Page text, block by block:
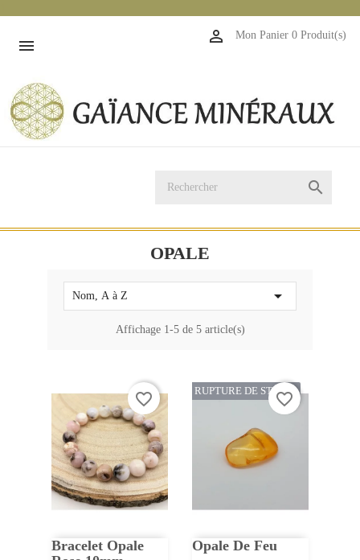

Mon Panier 0 Produit(s)


OPALE
Nom, A à Z 
Affichage 1-5 de 5 article(s)
Bracelet Opale
favorite_border RUPTURE DE STOCK
Opale De Feu
favorite_border